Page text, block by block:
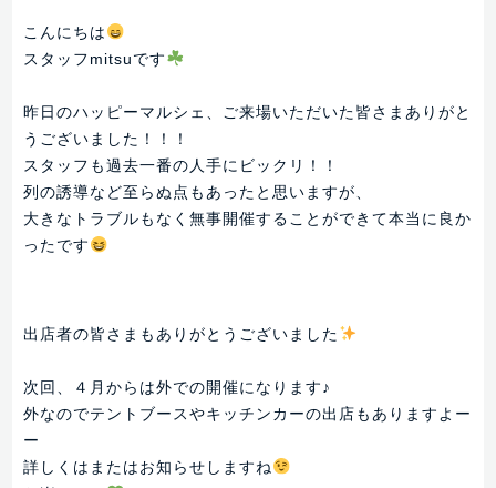
こんにちは
スタッフmitsuです
昨日のハッピーマルシェ、ご来場いただいた皆さまありがと
うございました！！！
スタッフも過去一番の人手にビックリ！！
列の誘導など至らぬ点もあったと思いますが、
大きなトラブルもなく無事開催することができて本当に良か
ったです
出店者の皆さまもありがとうございました
次回、４月からは外での開催になります♪
外なのでテントブースやキッチンカーの出店もありますよー
ー
詳しくはまたはお知らせしますね